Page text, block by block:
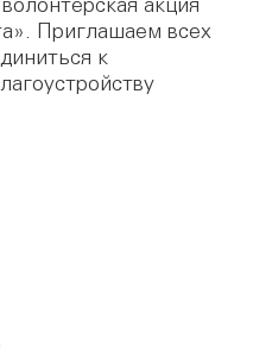
акция
Приглашаем всех
к